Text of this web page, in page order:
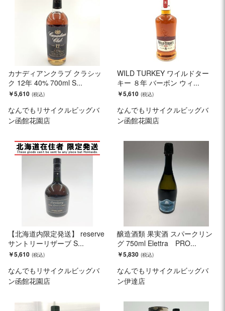
カナディアンクラブ クラシッ
ク 12年 40% 700ml S...
￥5,610
なんでもリサイクルビッグバ
ン函館花園店
WILD TURKEY ワイルドター
キー ８年 バーボン ウィ...
￥5,610
なんでもリサイクルビッグバ
ン函館花園店
【北海道内限定発送】 reserve
サントリーリザーブ S...
￥5,610
なんでもリサイクルビッグバ
ン函館花園店
醸造酒類 果実酒 スパークリン
グ 750ml Elettra PRO...
￥5,830
なんでもリサイクルビッグバ
ン伊達店